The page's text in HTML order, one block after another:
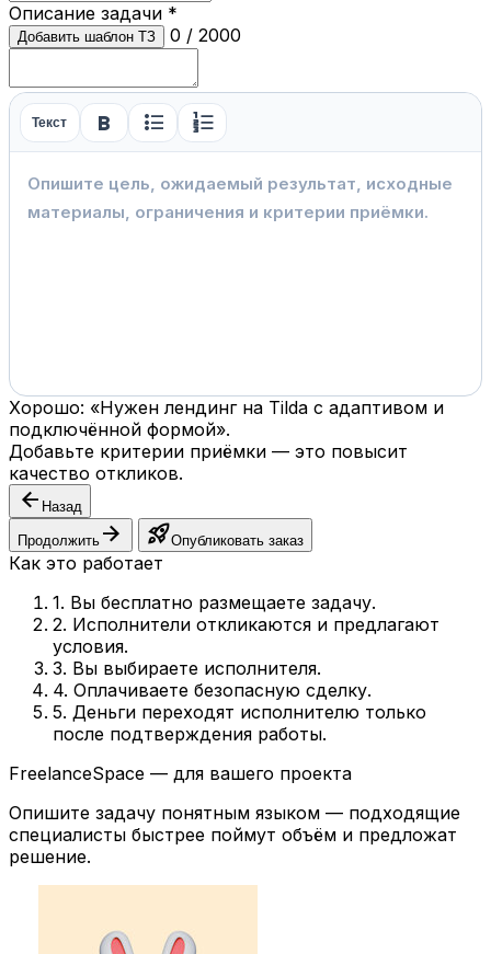
Описание задачи *
Добавить шаблон ТЗ 0 / 2000
Текст format_bold format_list_bulleted format_list_numbered
Хорошо: «Нужен лендинг на Tilda с адаптивом и
подключённой формой».
Добавьте критерии приёмки — это повысит
качество откликов.
arrow_back Назад
Продолжить arrow_forward rocket_launchОпубликовать заказ
Как это работает
1. Вы бесплатно размещаете задачу.
2. Исполнители откликаются и предлагают
условия.
3. Вы выбираете исполнителя.
4. Оплачиваете безопасную сделку.
5. Деньги переходят исполнителю только
после подтверждения работы.
FreelanceSpace — для вашего проекта
Опишите задачу понятным языком — подходящие
специалисты быстрее поймут объём и предложат
решение.